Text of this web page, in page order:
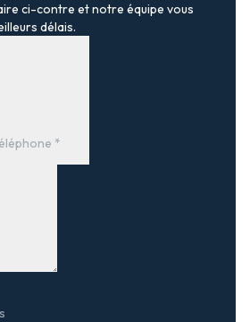
ci-contre et notre équipe vous
délais.